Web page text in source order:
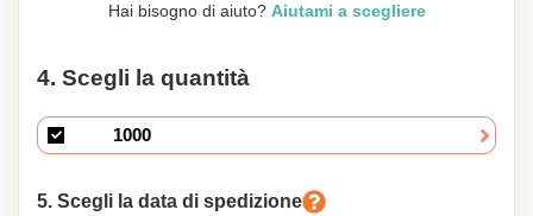
Hai bisogno di aiuto? Aiutami a scegliere
4. Scegli la quantità
5. Scegli la data di spedizione